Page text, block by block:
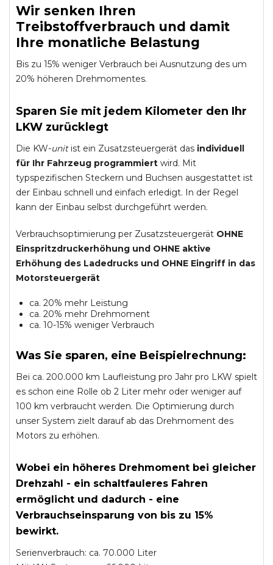
Wir senken Ihren
Treibstoffverbrauch und damit
Ihre monatliche Belastung
Bis zu 15% weniger Verbrauch bei Ausnutzung des um
20% höheren Drehmomentes.
Sparen Sie mit jedem Kilometer den Ihr
LKW zurücklegt
Die KW-unitist ein Zusatzsteuergerät das individuell
für Ihr Fahrzeug programmiert wird. Mit
typspezifischen Steckern und Buchsen ausgestattet ist
der Einbau schnell und einfach erledigt. In der Regel
kann der Einbau selbst durchgeführt werden.
Verbrauchsoptimierung per Zusatzsteuergerät OHNE
Einspritzdruckerhöhung und OHNE aktive
Erhöhung des Ladedrucks und OHNE Eingriff in das
Motorsteuergerät
ca. 20% mehr Leistung
ca. 20% mehr Drehmoment
ca. 10-15% weniger Verbrauch
Was Sie sparen, eine Beispielrechnung:
Bei ca. 200.000 km Laufleistung pro Jahr pro LKW spielt
es schon eine Rolle ob 2 Liter mehr oder weniger auf
100 km verbraucht werden. Die Optimierung durch
unser System zielt darauf ab das Drehmoment des
Motors zu erhöhen.
Wobei ein höheres Drehmoment bei gleicher
Drehzahl - ein schaltfauleres Fahren
ermöglicht und dadurch - eine
Verbrauchseinsparung von bis zu 15%
bewirkt.
Serienverbrauch: ca. 70.000 Liter